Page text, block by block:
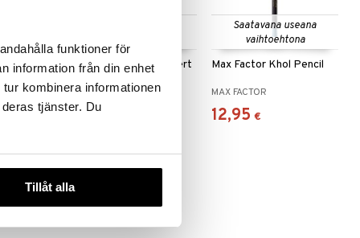
funktioner för
information från din enhet
kombinera informationen
tjänster. Du
Tillåt alla
Max Factor Colour XPert
MAX FACTOR
20,95
Saatavana useana
vaihtoehtona
Max Factor Khol Pencil
MAX FACTOR
12,95 €